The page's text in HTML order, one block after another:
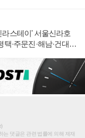
스테이' 서울신라호
택·주문진·해남·건대로
는 댓글은 관련 법률에 의해 제재